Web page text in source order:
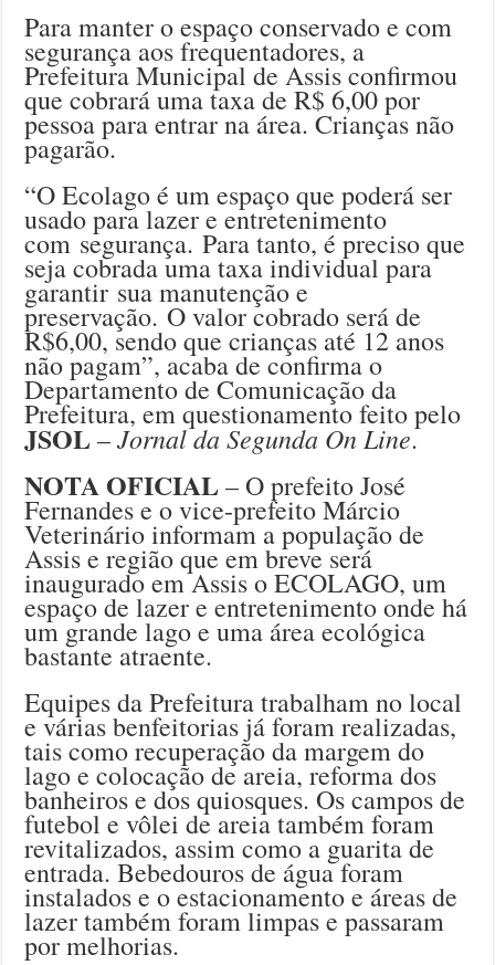
Para manter o espaço conservado e com
segurança aos frequentadores, a
Prefeitura Municipal de Assis confirmou
que cobrará uma taxa de R$ 6,00 por
pessoa para entrar na área. Crianças não
pagarão.
“O Ecolago é um espaço que poderá ser
usado para lazer e entretenimento
com segurança. Para tanto, é preciso que
seja cobrada uma taxa individual para
garantir sua manutenção e
preservação. O valor cobrado será de
R$6,00, sendo que crianças até 12 anos
não pagam”, acaba de confirma o
Departamento de Comunicação da
Prefeitura, em questionamento feito pelo
JSOL–Jornal da Segunda On Line.
NOTA OFICIAL– O prefeito José
Fernandes e o vice-prefeito Márcio
Veterinário informam a população de
Assis e região que em breve será
inaugurado em Assis o ECOLAGO, um
espaço de lazer e entretenimento onde há
um grande lago e uma área ecológica
bastante atraente.
Equipes da Prefeitura trabalham no local
e várias benfeitorias já foram realizadas,
tais como recuperação da margem do
lago e colocação de areia, reforma dos
banheiros e dos quiosques. Os campos de
futebol e vôlei de areia também foram
revitalizados, assim como a guarita de
entrada. Bebedouros de água foram
instalados e o estacionamento e áreas de
lazer também foram limpas e passaram
por melhorias.